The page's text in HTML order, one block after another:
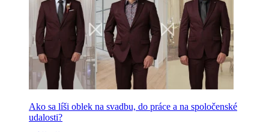
Ako sa líši oblek na svadbu, do práce a na spoločenské
udalosti?